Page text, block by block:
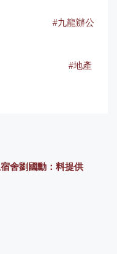
#九龍辦公
#地產
舍劉國勳：料提供